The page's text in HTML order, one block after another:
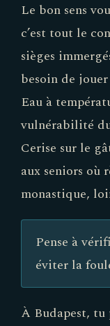
Le bon sens
c’est tout le
sièges
besoin de
Eau à
vulnérabilité
Cerise sur le
aux seniors où
monastique,
Pense à
éviter la
À Budapest, tu